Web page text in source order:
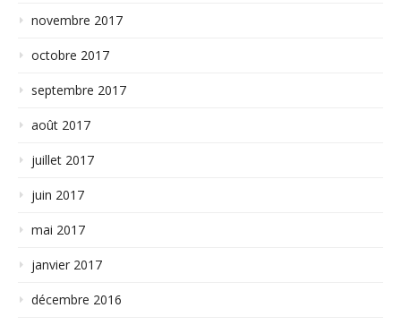
novembre 2017
octobre 2017
septembre 2017
août 2017
juillet 2017
juin 2017
mai 2017
janvier 2017
décembre 2016